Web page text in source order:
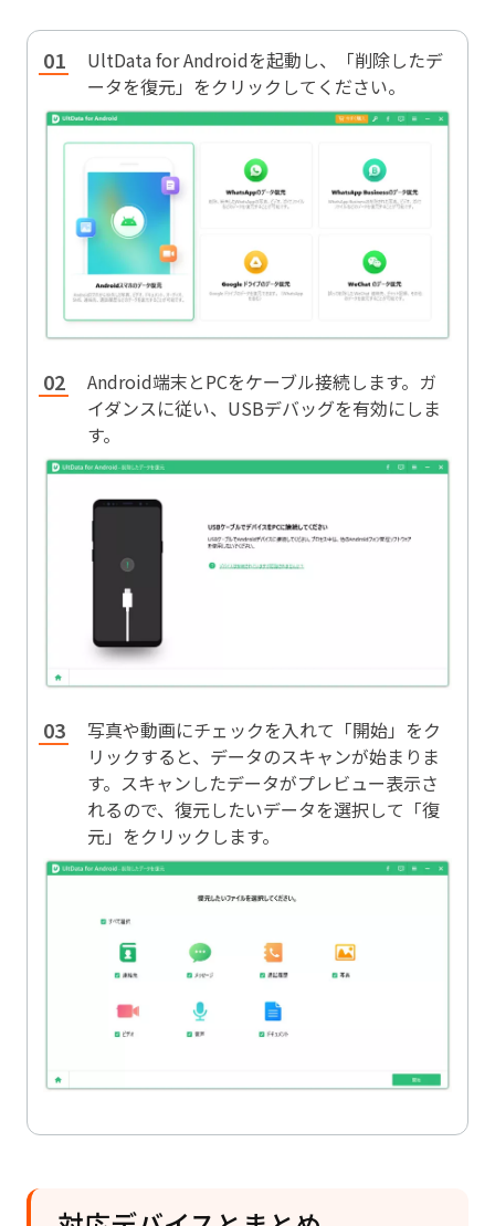
UltData for Androidを起動し、「削除したデ
ータを復元」をクリックしてください。
Android端末とPCをケーブル接続します。ガ
イダンスに従い、USBデバッグを有効にしま
す。
写真や動画にチェックを入れて「開始」をク
リックすると、データのスキャンが始まりま
す。スキャンしたデータがプレビュー表示さ
れるので、復元したいデータを選択して「復
元」をクリックします。